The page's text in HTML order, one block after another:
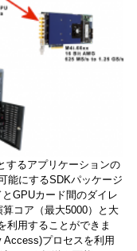
するアプリケーションの
能にするSDKパッケージ
GPUカード間のダイレ
コア（最大5000）と大
利用することができま
プロセスを利用